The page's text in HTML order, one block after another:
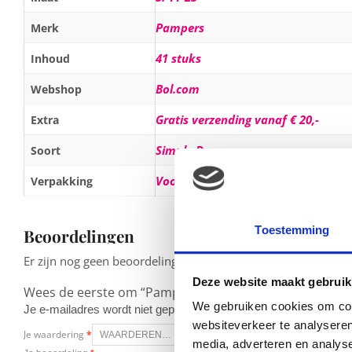
Toestemming
Deze website maakt
We gebruiken cookies om
websiteverkeer te
media, adverteren en
Merk Pampers
Inhoud 41 stuks
Webshop Bol.com
Extra Gratis verzending vanaf € 20,-
Soort Simply Dry
Verpakking Voordeelpak
Beoordelingen
Er zijn nog geen beoordelingen.
Wees de eerste om “Pampers Simply Dry – Luiers
Je e-mailadres wordt niet gepubliceerd. Vereiste velden zijn
Je waardering *